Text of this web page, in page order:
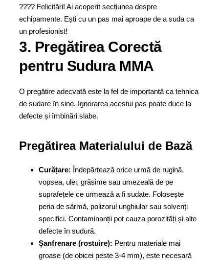
???? Felicitări! Ai acoperit secțiunea despre
echipamente. Ești cu un pas mai aproape de a suda ca
un profesionist!
3. Pregătirea Corectă
pentru Sudura MMA
O pregătire adecvată este la fel de importantă ca tehnica
de sudare în sine. Ignorarea acestui pas poate duce la
defecte și îmbinări slabe.
Pregătirea Materialului de Bază
Curățare: Îndepărtează orice urmă de rugină,
vopsea, ulei, grăsime sau umezeală de pe
suprafețele ce urmează a fi sudate. Folosește
peria de sârmă, polizorul unghiular sau solvenți
specifici. Contaminanții pot cauza porozități și alte
defecte în sudură.
Șanfrenare (rostuire): Pentru materiale mai
groase (de obicei peste 3-4 mm), este necesară